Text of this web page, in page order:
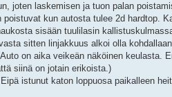
joten laskemisen ja tuon palan
poistuvat kun autosta tulee 2d hardtop.
sisään tuulilasin
sitten linjakkuus alkoi olla
on aika veikeän näköinen keulasta.
siinä on jotain erikoista.)
istunut katon loppuosa paikalleen